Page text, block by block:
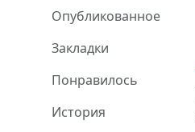
Опубликованное
Закладки
Понравилось
История